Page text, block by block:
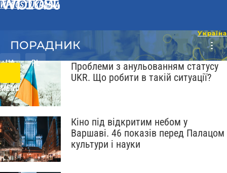
WPROST UKRAINA
UA PL
MENU
ПОРАДНИК
Проблеми з анульованням статусу
UKR. Що робити в такій ситуації?
Кіно під відкритим небом у
Варшаві. 46 показів перед Палацом
культури і науки